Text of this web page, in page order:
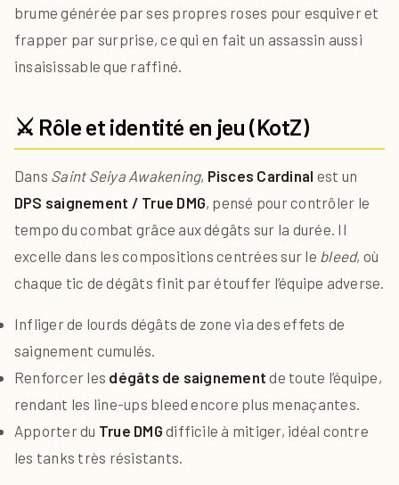
brume générée par ses propres roses pour esquiver et
frapper par surprise, ce qui en fait un assassin aussi
insaisissable que raffiné.
⚔️ Rôle et identité en jeu (KotZ)
Dans Saint Seiya Awakening, Pisces Cardinal est un
DPS saignement / True DMG, pensé pour contrôler le
tempo du combat grâce aux dégâts sur la durée. Il
excelle dans les compositions centrées sur le bleed, où
chaque tic de dégâts finit par étouffer l’équipe adverse.
Infliger de lourds dégâts de zone via des effets de
saignement cumulés.
Renforcer les dégâts de saignement de toute l’équipe,
rendant les line-ups bleed encore plus menaçantes.
Apporter du True DMG difficile à mitiger, idéal contre
les tanks très résistants.